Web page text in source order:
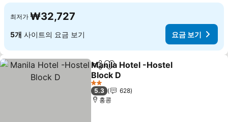
최저가 ₩32,727
5개 사이트의 요금 보기 요금 보기
공유 즐겨찾기에 추가
Manila Hotel -Hostel
Block D
2 성급
5.3
628
홍콩